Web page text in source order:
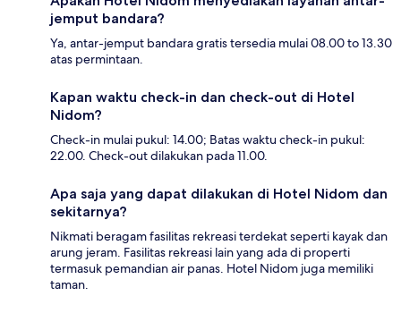
jemput bandara?
Ya, antar-jemput bandara gratis tersedia mulai 08.00 to 13.30
atas permintaan.
Kapan waktu check-in dan check-out di Hotel
Nidom?
Check-in mulai pukul: 14.00; Batas waktu check-in pukul:
22.00. Check-out dilakukan pada 11.00.
Apa saja yang dapat dilakukan di Hotel Nidom dan
sekitarnya?
Nikmati beragam fasilitas rekreasi terdekat seperti kayak dan
arung jeram. Fasilitas rekreasi lain yang ada di properti
termasuk pemandian air panas. Hotel Nidom juga memiliki
taman.